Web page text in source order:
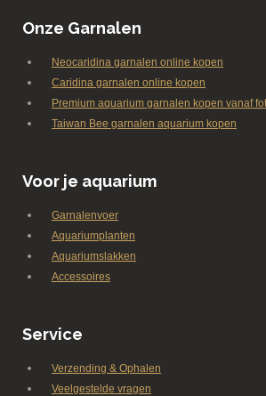
Onze Garnalen
Neocaridina garnalen online kopen
Caridina garnalen online kopen
Premium aquarium garnalen kopen vanaf
Taiwan Bee garnalen aquarium kopen
Voor je aquarium
Garnalenvoer
Aquariumplanten
Aquariumslakken
Accessoires
Service
Verzending & Ophalen
Veelgestelde vragen